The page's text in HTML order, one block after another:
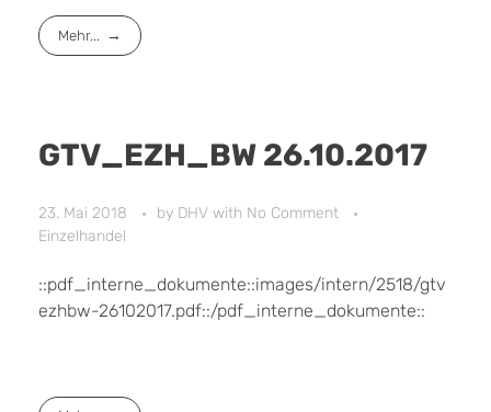
Mehr...
GTV_EZH_BW 26.10.2017
23. Mai 2018 by DHV with No Comment
Einzelhandel
::pdf_interne_dokumente::images/intern/2518/gtv
ezhbw-26102017.pdf::/pdf_interne_dokumente::